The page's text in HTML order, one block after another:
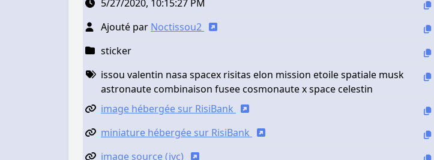
5/27/2020, 10:15:27 PM
Ajouté par Noctissou2
sticker
issou valentin nasa spacex risitas elon mission etoile spatiale musk
astronaute combinaison fusee cosmonaute x space celestin
image hébergée sur RisiBank
miniature hébergée sur RisiBank
image source (jvc)